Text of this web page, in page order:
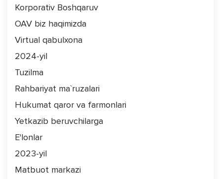
Korporativ Boshqaruv
OAV biz haqimizda
Virtual qabulxona
2024-yil
Tuzilma
Rahbariyat ma`ruzalari
Hukumat qaror va farmonlari
Yetkazib beruvchilarga
E'lonlar
2023-yil
Matbuot markazi